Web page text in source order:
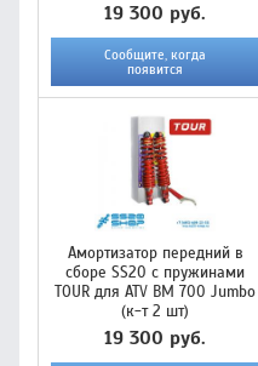
19 300 руб.
Сообщите, когда
появится
Амортизатор передний в
сборе SS20 с пружинами
TOUR для ATV BM 700 Jumbo
(к-т 2 шт)
19 300 руб.